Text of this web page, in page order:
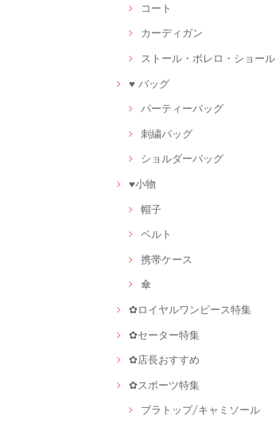
コート
カーディガン
ストール・ボレロ・ショール
♥ バッグ
パーティーバッグ
刺繍バッグ
ショルダーバッグ
♥小物
帽子
ベルト
携帯ケース
傘
✿ロイヤルワンピース特集
✿セーター特集
✿店長おすすめ
✿スポーツ特集
ブラトップ/キャミソール